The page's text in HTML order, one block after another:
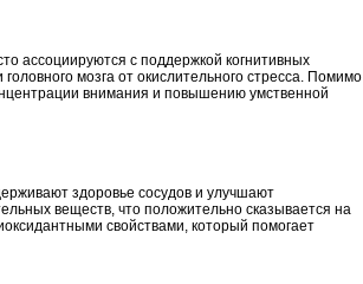
ассоциируются с поддержкой когнитивных
мозга от окислительного стресса. Помимо
внимания и повышению умственной
здоровье сосудов и улучшают
веществ, что положительно сказывается на
свойствами, который помогает